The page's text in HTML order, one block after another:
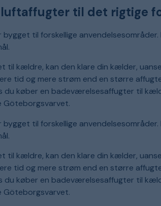
til det rigtige
til forskellige
til kældre, kan den klare din kælder,
tid og mere strøm end en større
du køber en badeværelsesaffugter til
Göteborgsvarvet.
til forskellige
til kældre, kan den klare din kælder,
tid og mere strøm end en større
du køber en badeværelsesaffugter til
Göteborgsvarvet.